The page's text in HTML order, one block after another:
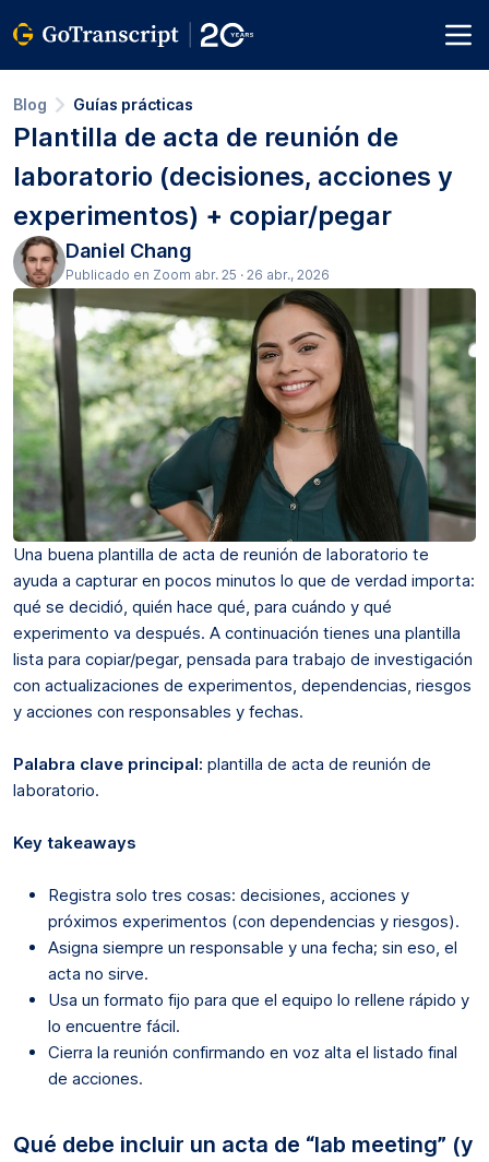
Blog Guías prácticas
Plantilla de acta de reunión de
laboratorio (decisiones, acciones y
experimentos) + copiar/pegar
Daniel Chang
Publicado en Zoom abr. 25 · 26 abr., 2026
Una buena plantilla de acta de reunión de laboratorio te
ayuda a capturar en pocos minutos lo que de verdad importa:
qué se decidió, quién hace qué, para cuándo y qué
experimento va después. A continuación tienes una plantilla
lista para copiar/pegar, pensada para trabajo de investigación
con actualizaciones de experimentos, dependencias, riesgos
y acciones con responsables y fechas.
Palabra clave principal: plantilla de acta de reunión de
laboratorio.
Key takeaways
Registra solo tres cosas: decisiones, acciones y
próximos experimentos (con dependencias y riesgos).
Asigna siempre un responsable y una fecha; sin eso, el
acta no sirve.
Usa un formato fijo para que el equipo lo rellene rápido y
lo encuentre fácil.
Cierra la reunión confirmando en voz alta el listado final
de acciones.
Qué debe incluir un acta de “lab meeting” (y